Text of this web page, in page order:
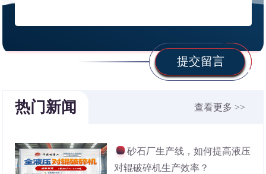
提交留言
热门新闻 查看更多 >>
砂石厂生产线，如何提高液压
对辊破碎机生产效率？